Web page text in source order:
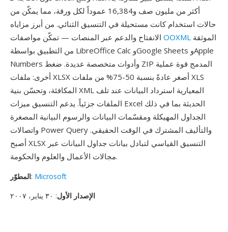
أكثر من مليون صف و16,384 عموداً لكل ورقة، مما يمكّن من
حالات استخدام كانت مستحيلة في التنسيق الثنائي. من أبرز مزاياه
OOXML
من التطبيق بواسطة LibreOffice Calc وGoogle Sheets وApple
Numbers وأدوات متخصصة عديدة. ضغط ZIP المدمج قوة عملية
أخرى: ملفات XLSX أصغر عادةً بنسبة 50-75% من ملفات XLS
المكافئة، وتحسّن بنية XML المعيارية استرداد البيانات عند تلف
الملفات جزئياً. يدعم التنسيق ميزات Excel الحديثة بما في ذلك
الجداول المهيكلة ومقسّمات البيانات والرسوم البيانية المصغرة
واتصالات Power Query والتأليف المشترك في الوقت الحقيقي.
أصبح XLSX التنسيق القياسي لتبادل بيانات جداول البيانات عبر
مجالات الأعمال والعلوم والحكومة.
المطوّر: Microsoft
الإصدار الأول: ٣٠ يناير، ٢٠٠٧